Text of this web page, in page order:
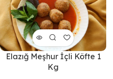
1 ürün
Elazığ Meşhur İçli Köfte 1
Kg